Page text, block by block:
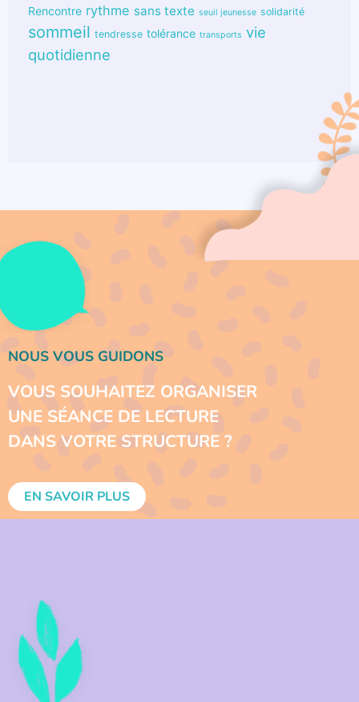
Rencontre rythme sans texte seuil jeunesse solidarité
sommeil tendresse tolérance transports vie
quotidienne
NOUS VOUS GUIDONS
VOUS SOUHAITEZ ORGANISER
UNE SÉANCE DE LECTURE
DANS VOTRE STRUCTURE ?
EN SAVOIR PLUS